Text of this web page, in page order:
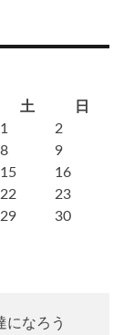
土
日
1
2
8
9
15
16
22
23
29
30
になろう